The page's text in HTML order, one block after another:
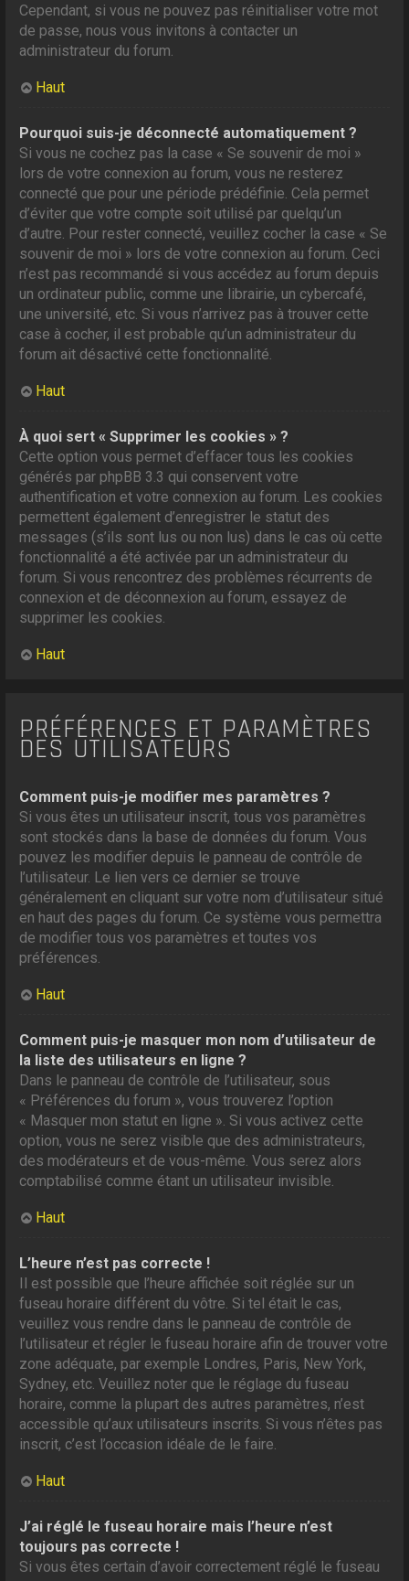
Cependant, si vous ne pouvez pas réinitialiser votre mot
de passe, nous vous invitons à contacter un
administrateur du forum.
Haut
Pourquoi suis-je déconnecté automatiquement ?
Si vous ne cochez pas la case « Se souvenir de moi »
lors de votre connexion au forum, vous ne resterez
connecté que pour une période prédéfinie. Cela permet
d’éviter que votre compte soit utilisé par quelqu’un
d’autre. Pour rester connecté, veuillez cocher la case « Se
souvenir de moi » lors de votre connexion au forum. Ceci
n’est pas recommandé si vous accédez au forum depuis
un ordinateur public, comme une librairie, un cybercafé,
une université, etc. Si vous n’arrivez pas à trouver cette
case à cocher, il est probable qu’un administrateur du
forum ait désactivé cette fonctionnalité.
Haut
À quoi sert « Supprimer les cookies » ?
Cette option vous permet d’effacer tous les cookies
générés par phpBB 3.3 qui conservent votre
authentification et votre connexion au forum. Les cookies
permettent également d’enregistrer le statut des
messages (s’ils sont lus ou non lus) dans le cas où cette
fonctionnalité a été activée par un administrateur du
forum. Si vous rencontrez des problèmes récurrents de
connexion et de déconnexion au forum, essayez de
supprimer les cookies.
Haut
PRÉFÉRENCES ET PARAMÈTRES
DES UTILISATEURS
Comment puis-je modifier mes paramètres ?
Si vous êtes un utilisateur inscrit, tous vos paramètres
sont stockés dans la base de données du forum. Vous
pouvez les modifier depuis le panneau de contrôle de
l’utilisateur. Le lien vers ce dernier se trouve
généralement en cliquant sur votre nom d’utilisateur situé
en haut des pages du forum. Ce système vous permettra
de modifier tous vos paramètres et toutes vos
préférences.
Haut
Comment puis-je masquer mon nom d’utilisateur de
la liste des utilisateurs en ligne ?
Dans le panneau de contrôle de l’utilisateur, sous
« Préférences du forum », vous trouverez l’option
« Masquer mon statut en ligne ». Si vous activez cette
option, vous ne serez visible que des administrateurs,
des modérateurs et de vous-même. Vous serez alors
comptabilisé comme étant un utilisateur invisible.
Haut
L’heure n’est pas correcte !
Il est possible que l’heure affichée soit réglée sur un
fuseau horaire différent du vôtre. Si tel était le cas,
veuillez vous rendre dans le panneau de contrôle de
l’utilisateur et régler le fuseau horaire afin de trouver votre
zone adéquate, par exemple Londres, Paris, New York,
Sydney, etc. Veuillez noter que le réglage du fuseau
horaire, comme la plupart des autres paramètres, n’est
accessible qu’aux utilisateurs inscrits. Si vous n’êtes pas
inscrit, c’est l’occasion idéale de le faire.
Haut
J’ai réglé le fuseau horaire mais l’heure n’est
toujours pas correcte !
Si vous êtes certain d’avoir correctement réglé le fuseau